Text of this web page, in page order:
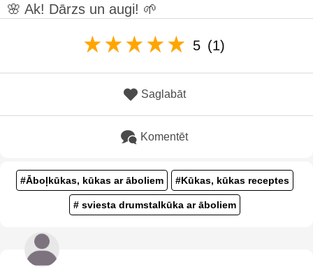
🌸 Ak! Dārzs un augi! 🌱
5 (1)
Saglabāt
Komentēt
#Āboļkūkas, kūkas ar āboliem #Kūkas, kūkas receptes
# sviesta drumstalkūka ar āboliem